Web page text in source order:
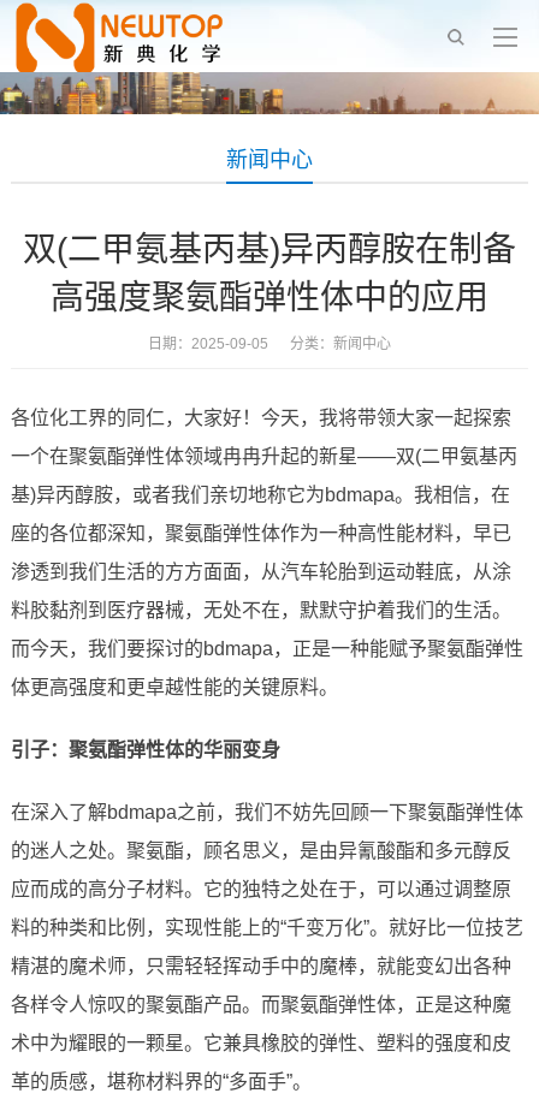
新闻中心
双(二甲氨基丙基)异丙醇胺在制备
高强度聚氨酯弹性体中的应用
日期：2025-09-05 分类： 新闻中心
各位化工界的同仁，大家好！今天，我将带领大家一起探索
一个在聚氨酯弹性体领域冉冉升起的新星——双(二甲氨基丙
基)异丙醇胺，或者我们亲切地称它为bdmapa。我相信，在
座的各位都深知，聚氨酯弹性体作为一种高性能材料，早已
渗透到我们生活的方方面面，从汽车轮胎到运动鞋底，从涂
料胶黏剂到医疗器械，无处不在，默默守护着我们的生活。
而今天，我们要探讨的bdmapa，正是一种能赋予聚氨酯弹性
体更高强度和更卓越性能的关键原料。
引子：聚氨酯弹性体的华丽变身
在深入了解bdmapa之前，我们不妨先回顾一下聚氨酯弹性体
的迷人之处。聚氨酯，顾名思义，是由异氰酸酯和多元醇反
应而成的高分子材料。它的独特之处在于，可以通过调整原
料的种类和比例，实现性能上的“千变万化”。就好比一位技艺
精湛的魔术师，只需轻轻挥动手中的魔棒，就能变幻出各种
各样令人惊叹的聚氨酯产品。而聚氨酯弹性体，正是这种魔
术中为耀眼的一颗星。它兼具橡胶的弹性、塑料的强度和皮
革的质感，堪称材料界的“多面手”。